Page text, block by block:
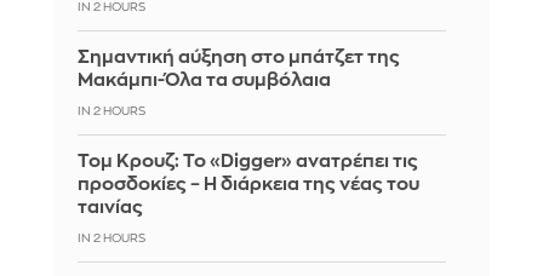
IN 2 HOURS
Σημαντική αύξηση στο μπάτζετ της
Μακάμπι-Όλα τα συμβόλαια
IN 2 HOURS
Τομ Κρουζ: Το «Digger» ανατρέπει τις
προσδοκίες – Η διάρκεια της νέας του
ταινίας
IN 2 HOURS